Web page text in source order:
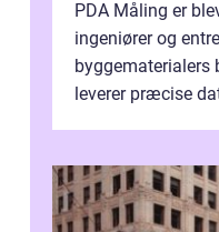
PDA Måling er
ingeniører og
byggematerialers
leverer præcise